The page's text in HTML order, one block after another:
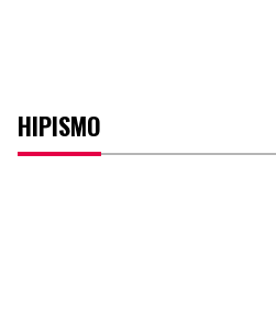
HIPISMO